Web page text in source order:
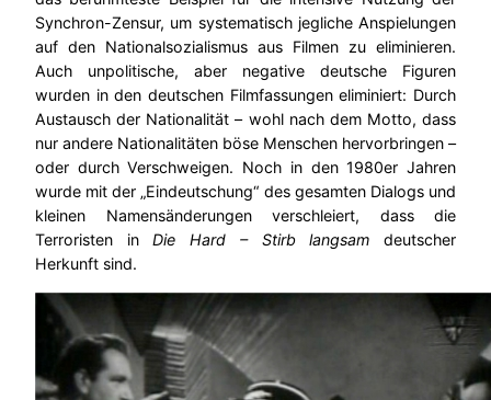
Synchron-Zensur, um systematisch jegliche Anspielungen
auf den Nationalsozialismus aus Filmen zu eliminieren.
Auch unpolitische, aber negative deutsche Figuren
wurden in den deutschen Filmfassungen eliminiert: Durch
Austausch der Nationalität – wohl nach dem Motto, dass
nur andere Nationalitäten böse Menschen hervorbringen –
oder durch Verschweigen. Noch in den 1980er Jahren
wurde mit der „Eindeutschung“ des gesamten Dialogs und
kleinen Namensänderungen verschleiert, dass die
Terroristen inDie Hard – Stirb langsam deutscher
Herkunft sind.